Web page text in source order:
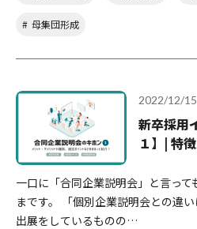
母集団形成
2022/12/15
新卒採用
１】| 特
一口に「合同企業説明会」と言っ
まです。 「個別企業説明会との違
出展をしているものの…